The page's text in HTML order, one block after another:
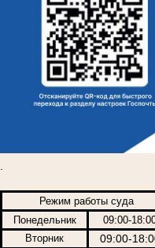
Режим работы суда
Понедельник
09:00-
Вторник
09:00-